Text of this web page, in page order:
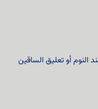
النوم أو تعليق الساقين